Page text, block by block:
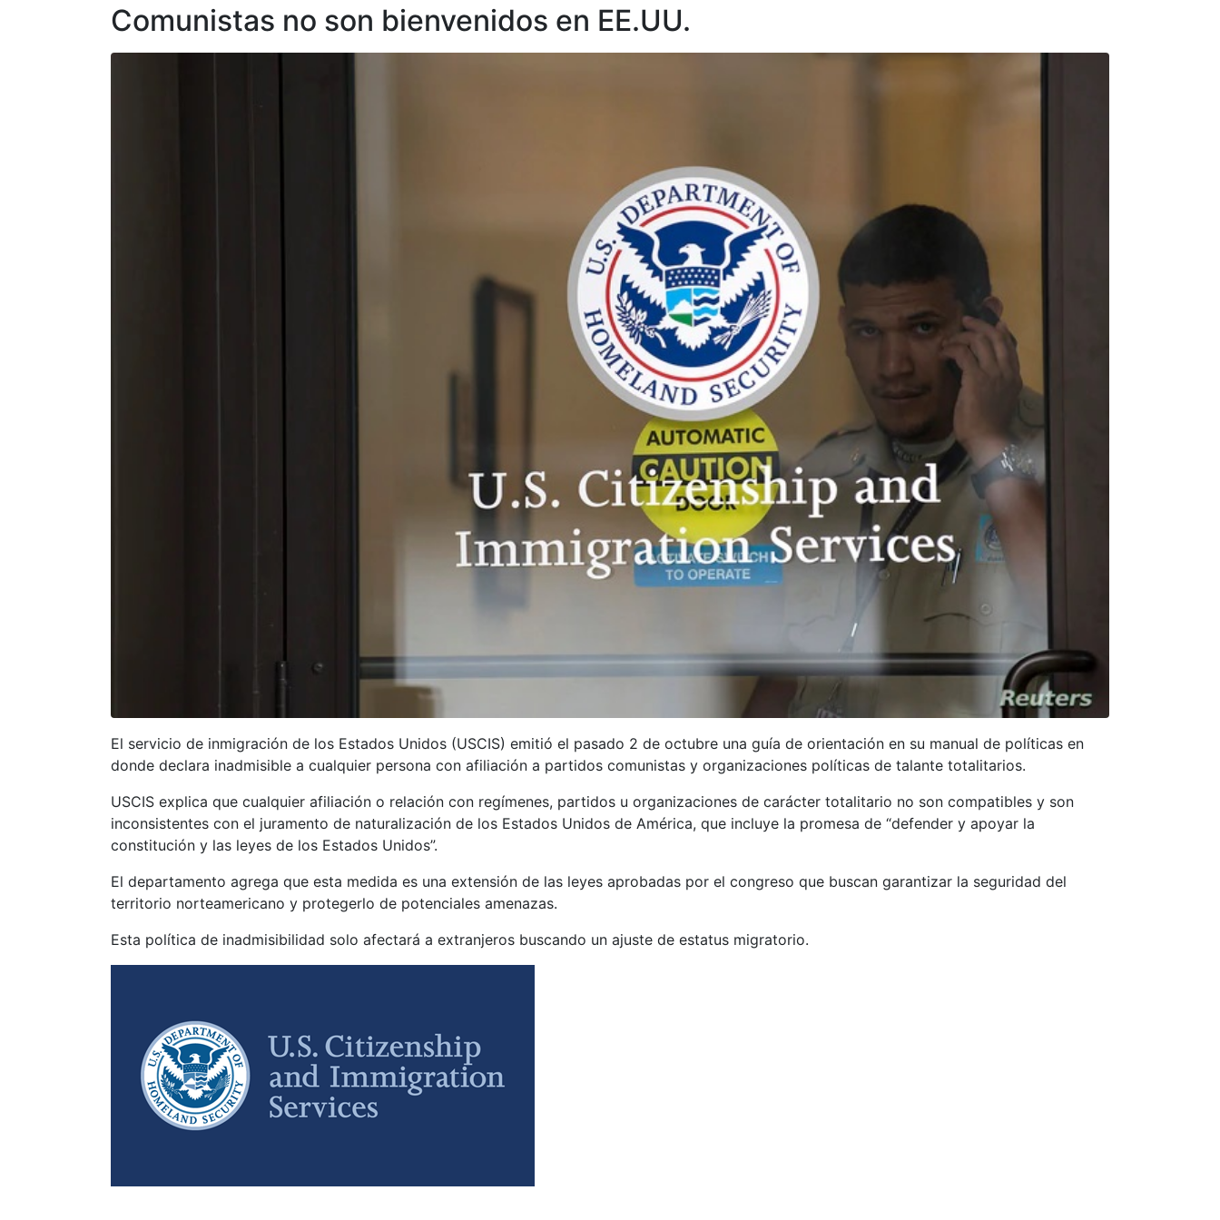
Comunistas no son bienvenidos en EE.UU.
El servicio de inmigración de los Estados Unidos (USCIS) emitió el pasado 2 de octubre una guía de orientación en su manual de políticas en
donde declara inadmisible a cualquier persona con afiliación a partidos comunistas y organizaciones políticas de talante totalitarios.
USCIS explica que cualquier afiliación o relación con regímenes, partidos u organizaciones de carácter totalitario no son compatibles y son
inconsistentes con el juramento de naturalización de los Estados Unidos de América, que incluye la promesa de “defender y apoyar la
constitución y las leyes de los Estados Unidos”.
El departamento agrega que esta medida es una extensión de las leyes aprobadas por el congreso que buscan garantizar la seguridad del
territorio norteamericano y protegerlo de potenciales amenazas.
Esta política de inadmisibilidad solo afectará a extranjeros buscando un ajuste de estatus migratorio.